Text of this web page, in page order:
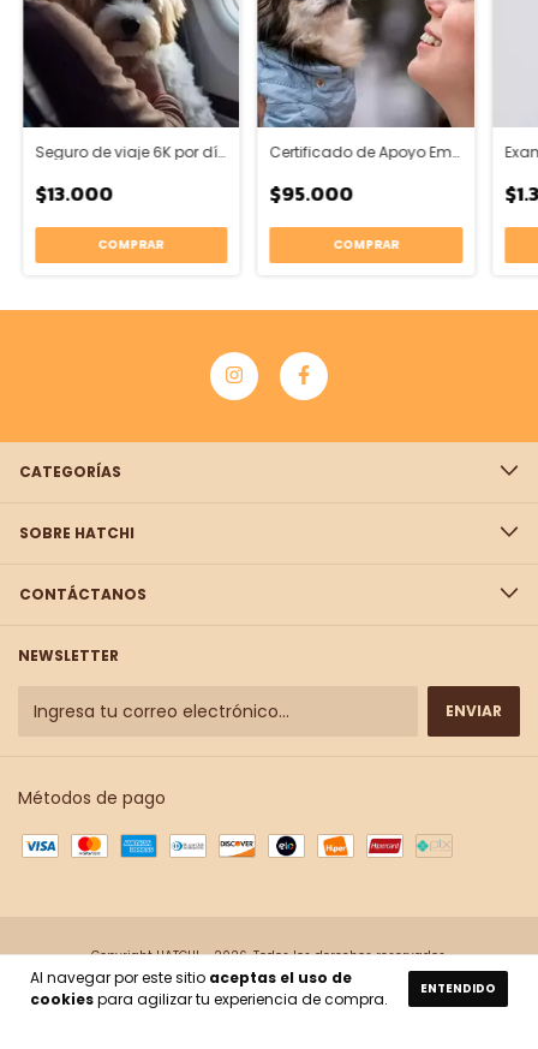
Al navegar por este sitio aceptas el uso de
cookiespara agilizar tu experiencia de compra.
ENTENDIDO
Seguro de viaje 6K por día
$13.000
Certificado de Apoyo Emocional
$95.000
CATEGORÍAS
SOBRE HATCHI
CONTÁCTANOS
NEWSLETTER
Métodos de pago
Copyright HATCHI - 2026. Todos los derechos reservados.